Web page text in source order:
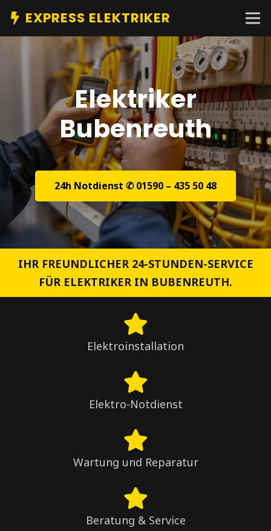
EXPRESS ELEKTRIKER
Elektriker
Bubenreuth
24h Notdienst ✆ 01590 – 435 50 48
IHR FREUNDLICHER 24-STUNDEN-SERVICE
FÜR ELEKTRIKER IN BUBENREUTH.
Elektroinstallation
Elektro-Notdienst
Wartung und Reparatur
Beratung & Service